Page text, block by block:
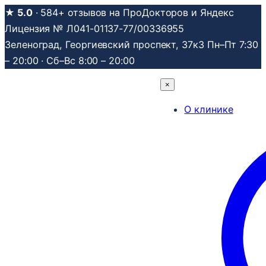
Перейти
к
содержимому
★ 5.0· 584+ отзывов на ПроДокторов и Яндекс
Лицензия № Л041-01137-77/00336955
Зеленоград, Георгиевский проспект, 37к3 Пн–Пт 7:30
– 20:00 · Сб–Вс 8:00 – 20:00
×
О клинике